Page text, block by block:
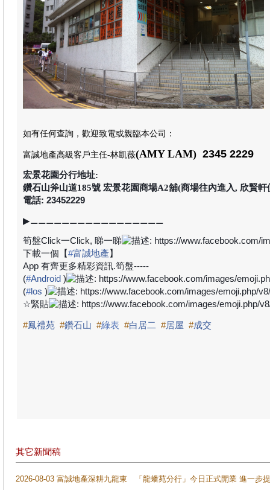
如有任何查詢，歡迎致電或親臨本公司 ：
富誠地產高級客戶主任-林凱薇(AMY LAM) 2345 2229
宏景花園分行地址:
鑽石山斧山道185號 宏景花園商場A2舖(商場往內進入, 欣賢軒
電話: 23452229
▶⚊⚊⚊⚊⚊⚊⚊⚊⚊⚊⚊⚊⚊⚊⚊⚊⚊
筍盤Click一Click, 睇一睇
下載一個【#富誠地產】
App 有齊更多精彩資訊.筍盤-----
(#Android )
(#los )
☆緊貼
#鳳禮苑 #鑽石山 #綠表 #白居二 #居屋 #成交
其它新聞稿
2026-08-03 富誠地產深耕九龍東 「龍蟠苑分行」今日正式開業 進一步